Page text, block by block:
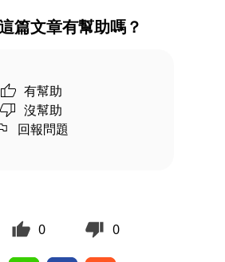
篇文章有幫助嗎？
有幫助
沒幫助
回報問題
0 0